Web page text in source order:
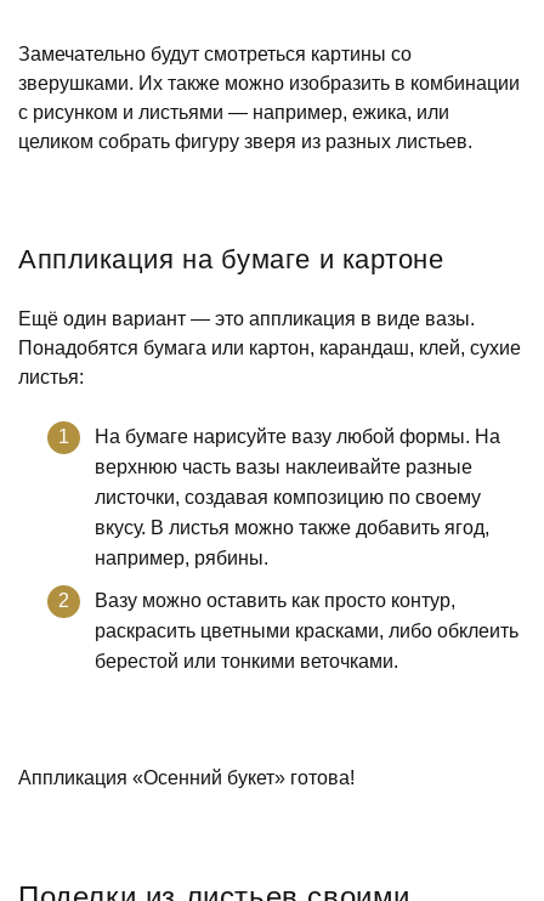
Замечательно будут смотреться картины со
зверушками. Их также можно изобразить в комбинации
с рисунком и листьями — например, ежика, или
целиком собрать фигуру зверя из разных листьев.
Аппликация на бумаге и картоне
Ещё один вариант — это аппликация в виде вазы.
Понадобятся бумага или картон, карандаш, клей, сухие
листья:
На бумаге нарисуйте вазу любой формы. На
верхнюю часть вазы наклеивайте разные
листочки, создавая композицию по своему
вкусу. В листья можно также добавить ягод,
например, рябины.
Вазу можно оставить как просто контур,
раскрасить цветными красками, либо обклеить
берестой или тонкими веточками.
Аппликация «Осенний букет» готова!